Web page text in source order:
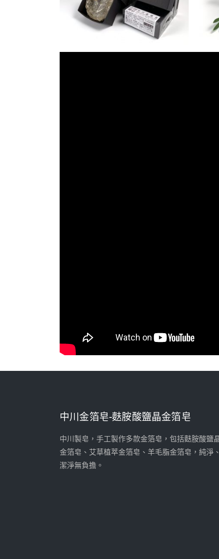
中川金箔皂-麩胺酸鹽晶金箔皂
中川製皂，手工製作多款金箔皂，包括麩胺酸鹽
金箔皂、艾草植萃金箔皂、羊毛脂金箔皂，純淨
潔淨無負擔。